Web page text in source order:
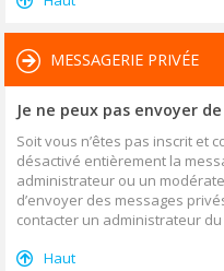
MESSAGERIE PRIVÉE
Je ne peux pas envoyer
Soit vous n’êtes pas inscrit et
désactivé entièrement la
administrateur ou un
d’envoyer des messages
contacter un administrateur
Haut